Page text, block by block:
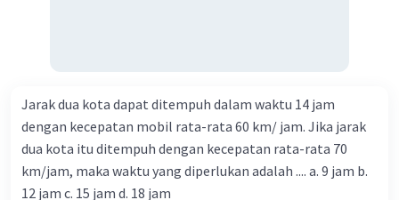
Jarak dua kota dapat ditempuh dalam waktu 14 jam
dengan kecepatan mobil rata-rata 60 km/ jam. Jika jarak
dua kota itu ditempuh dengan kecepatan rata-rata 70
km/jam, maka waktu yang diperlukan adalah .... a. 9 jam b.
12 jam c. 15 jam d. 18 jam